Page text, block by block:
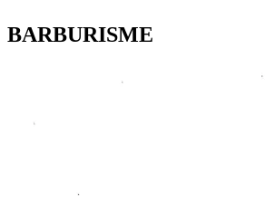
BARBURISME